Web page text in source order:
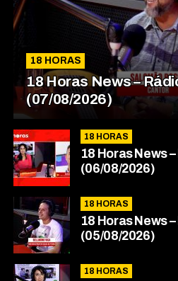
18 HORAS
18 Horas News​​​​​​​​​​​​ –
(07/08/2026)
18 HORAS
18 Horas News​​​​​​​​​​​​
(06/08/2026)
18 HORAS
18 Horas News​​​​​​​​​​​​
(05/08/2026)
18 HORAS